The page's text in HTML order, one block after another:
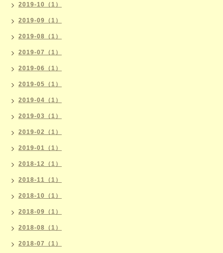
2019-10（1）
2019-09（1）
2019-08（1）
2019-07（1）
2019-06（1）
2019-05（1）
2019-04（1）
2019-03（1）
2019-02（1）
2019-01（1）
2018-12（1）
2018-11（1）
2018-10（1）
2018-09（1）
2018-08（1）
2018-07（1）